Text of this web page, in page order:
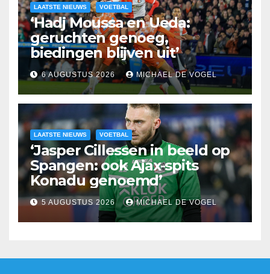
LAATSTE NIEUWS VOETBAL
‘Hadj Moussa en Ueda:
geruchten genoeg,
biedingen blijven uit’
6 AUGUSTUS 2026 MICHAEL DE VOGEL
LAATSTE NIEUWS VOETBAL
‘Jasper Cillessen in beeld op
Spangen: ook Ajax-spits
Konadu genoemd’
5 AUGUSTUS 2026 MICHAEL DE VOGEL